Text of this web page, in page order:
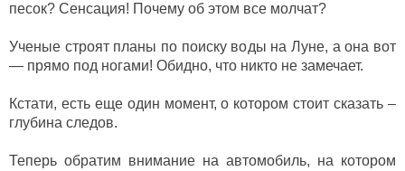
песок? Сенсация! Почему об этом все молчат?
Ученые строят планы по поиску воды на Луне, а она вот
— прямо под ногами! Обидно, что никто не замечает.
Кстати, есть еще один момент, о котором стоит сказать –
глубина следов.
Теперь обратим внимание на автомобиль, на котором